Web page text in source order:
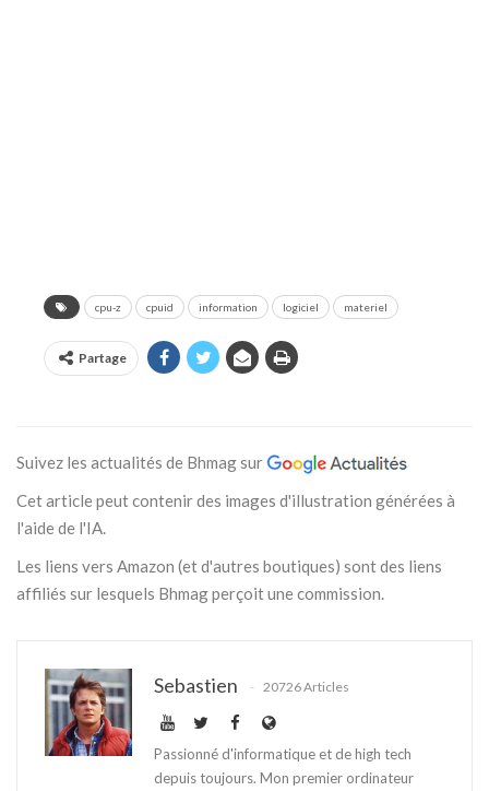
cpu-z cpuid information logiciel materiel
Partage
Suivez les actualités de Bhmag sur
Cet article peut contenir des images d'illustration générées à
l'aide de l'IA.
Les liens vers Amazon (et d'autres boutiques) sont des liens
affiliés sur lesquels Bhmag perçoit une commission.
Sebastien 20726 Articles
Passionné d'informatique et de high tech
depuis toujours. Mon premier ordinateur